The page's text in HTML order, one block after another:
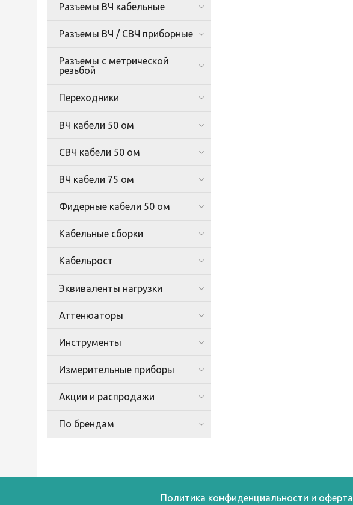
Разъемы ВЧ кабельные
Разъемы ВЧ / СВЧ приборные
Разъемы с метрической
резьбой
Переходники
ВЧ кабели 50 ом
СВЧ кабели 50 ом
ВЧ кабели 75 ом
Фидерные кабели 50 ом
Кабельные сборки
Кабельрост
Эквиваленты нагрузки
Аттенюаторы
Инструменты
Измерительные приборы
Акции и распродажи
По брендам
Политика конфиденциальности и оферта